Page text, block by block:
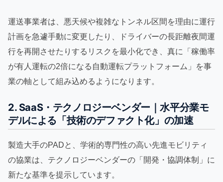
運送事業者は、悪天候や複雑なトンネル区間を理由に運行
計画を急遽手動に変更したり、ドライバーの長距離夜間運
行を再開させたりするリスクを最小化でき、真に「稼働率
が有人運転の2倍になる自動運転プラットフォーム」を事
業の軸として組み込めるようになります。
2. SaaS・テクノロジーベンダー｜水平分業モ
デルによる「技術のデファクト化」の加速
製造大手のPADと、学術的専門性の高い先進モビリティ
の協業は、テクノロジーベンダーの「開発・協調体制」に
新たな基準を提示しています。